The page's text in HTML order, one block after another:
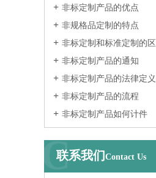
非标定制产品的优点
非规格品定制的特点
非标定制和标准定制的区
非标定制产品的通知
非标定制产品的法律定义
非标定制产品的流程
非标定制产品如何计件
联系我们 Contact Us
C